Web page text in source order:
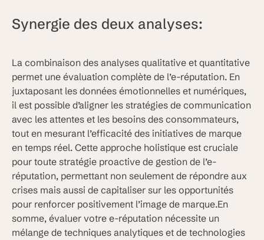
Synergie des deux analyses:
La combinaison des analyses qualitative et quantitative
permet une évaluation complète de l’e-réputation. En
juxtaposant les données émotionnelles et numériques,
il est possible d’aligner les stratégies de communication
avec les attentes et les besoins des consommateurs,
tout en mesurant l’efficacité des initiatives de marque
en temps réel. Cette approche holistique est cruciale
pour toute stratégie proactive de gestion de l’e-
réputation, permettant non seulement de répondre aux
crises mais aussi de capitaliser sur les opportunités
pour renforcer positivement l’image de marque.En
somme, évaluer votre e-réputation nécessite un
mélange de techniques analytiques et de technologies